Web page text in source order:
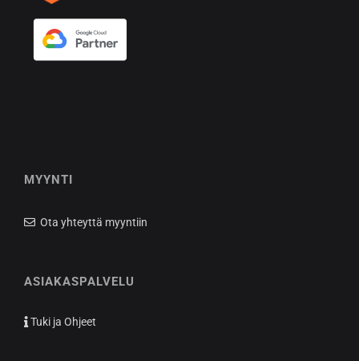
MYYNTI
Ota yhteyttä myyntiin
ASIAKASPALVELU
Tuki ja Ohjeet